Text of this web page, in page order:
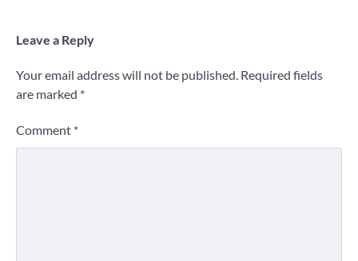
Leave a Reply
Your email address will not be published. Required fields
are marked *
Comment *